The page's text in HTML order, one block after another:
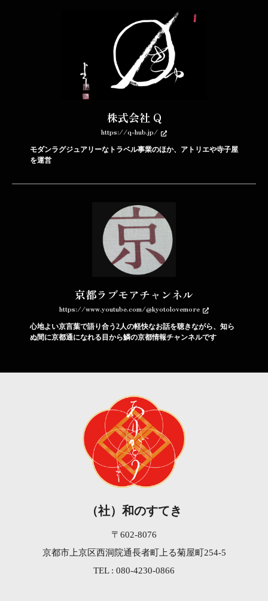
株式会社 Q
https://q-hub.jp/
モダンラグジュアリーなトラベル事業のほか、アトリエや寺子屋
を運営
京都ラブモアチャンネル
https://www.youtube.com/@kyotolovemore
心地よい京言葉で語り合う2人の軽快なお話を聴きながら、知ら
ぬ間に京都通になれる目から鱗の京都情報チャンネルです
（社）和のすてき
〒602-8076
京都市上京区西洞院通長者町上る菊屋町254-5
TEL : 080-4230-0866